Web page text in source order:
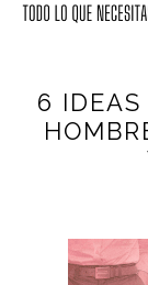
6 IDEAS